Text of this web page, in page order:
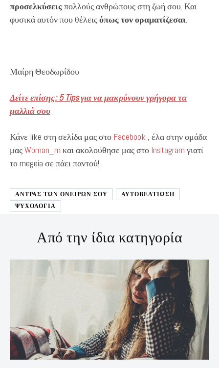
προσελκύσειςπολλούς ανθρώπους στη ζωή σου. Και
φυσικά αυτόν που θέλειςόπως τον οραματίζεσαι.
Μαίρη Θεοδωρίδου
Δείτε επίσης: 5 Tips για να μακρύνουν γρήγορα τα
μαλλιά σου
Κάνε like στη σελίδα μας στο Facebook , έλα στην ομάδα
μαςWoman_m και ακολούθησε μας στο Instagram γιατί
το megeia σε πάει παντού!
ΑΝΤΡΑΣ ΤΩΝ ΟΝΕΙΡΩΝ ΣΟΥ
ΑΥΤΟΒΕΛΤΊΩΣΗ
ΨΥΧΟΛΟΓΙΑ
Από την ίδια κατηγορία